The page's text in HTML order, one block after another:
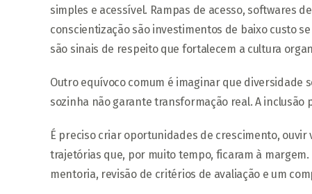
simples e acessível. Rampas de acesso, softwares
conscientização são investimentos de baixo custo
são sinais de respeito que fortalecem a cultura
Outro equívoco comum é imaginar que diversidade
sozinha não garante transformação real. A inclusão
É preciso criar oportunidades de crescimento,
trajetórias que, por muito tempo, ficaram à
mentoria, revisão de critérios de avaliação e um